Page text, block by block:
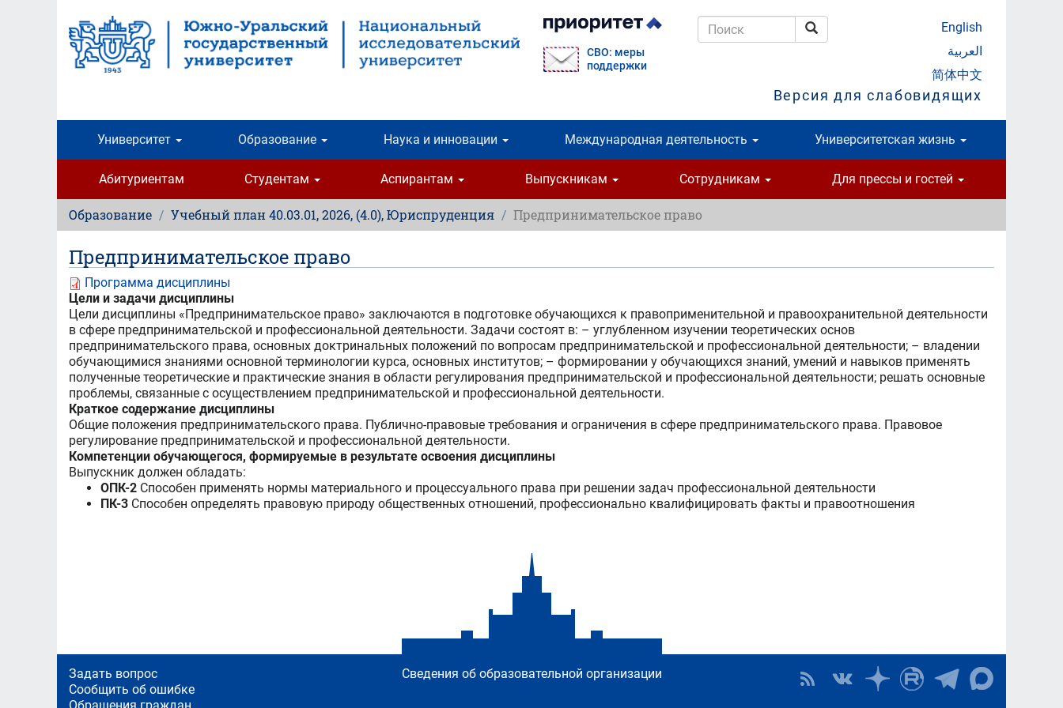
содержанию
СВО: меры
поддержки
Поиск
English
العربية
简体中文
Версия для слабовидящих
Университет Образование Наука и инновации Международная деятельность Университетская жизнь
Абитуриентам Студентам Аспирантам Выпускникам Сотрудникам Для прессы и гостей
Образование Учебный план 40.03.01, 2026, (4.0), Юриспруденция Предпринимательское право
Предпринимательское право
Программа дисциплины
Цели и задачи дисциплины
Цели дисциплины «Предпринимательское право» заключаются в подготовке обучающихся к правоприменительной и правоохранительной деятельности
в сфере предпринимательской и профессиональной деятельности. Задачи состоят в: – углубленном изучении теоретических основ
предпринимательского права, основных доктринальных положений по вопросам предпринимательской и профессиональной деятельности; – владении
обучающимися знаниями основной терминологии курса, основных институтов; – формировании у обучающихся знаний, умений и навыков применять
полученные теоретические и практические знания в области регулирования предпринимательской и профессиональной деятельности; решать основные
проблемы, связанные с осуществлением предпринимательской и профессиональной деятельности.
Краткое содержание дисциплины
Общие положения предпринимательского права. Публично-правовые требования и ограничения в сфере предпринимательского права. Правовое
регулирование предпринимательской и профессиональной деятельности.
Компетенции обучающегося, формируемые в результате освоения дисциплины
Выпускник должен обладать:
ОПК-2 Способен применять нормы материального и процессуального права при решении задач профессиональной деятельности
ПК-3 Способен определять правовую природу общественных отношений, профессионально квалифицировать факты и правоотношения
Сведения об образовательной организации
Задать вопрос
Сообщить об ошибке